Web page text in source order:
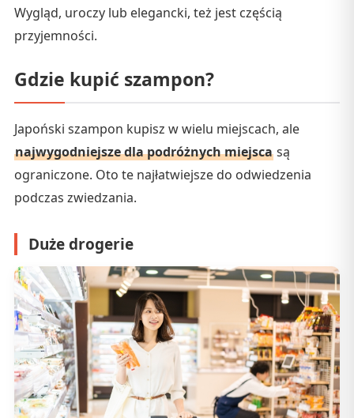
Wygląd, uroczy lub elegancki, też jest częścią
przyjemności.
Gdzie kupić szampon?
Japoński szampon kupisz w wielu miejscach, ale
najwygodniejsze dla podróżnych miejsca są
ograniczone. Oto te najłatwiejsze do odwiedzenia
podczas zwiedzania.
Duże drogerie